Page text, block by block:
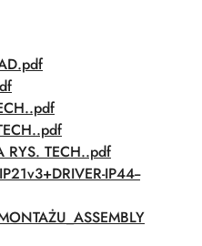
RYS. TECH..pdf
IP44--